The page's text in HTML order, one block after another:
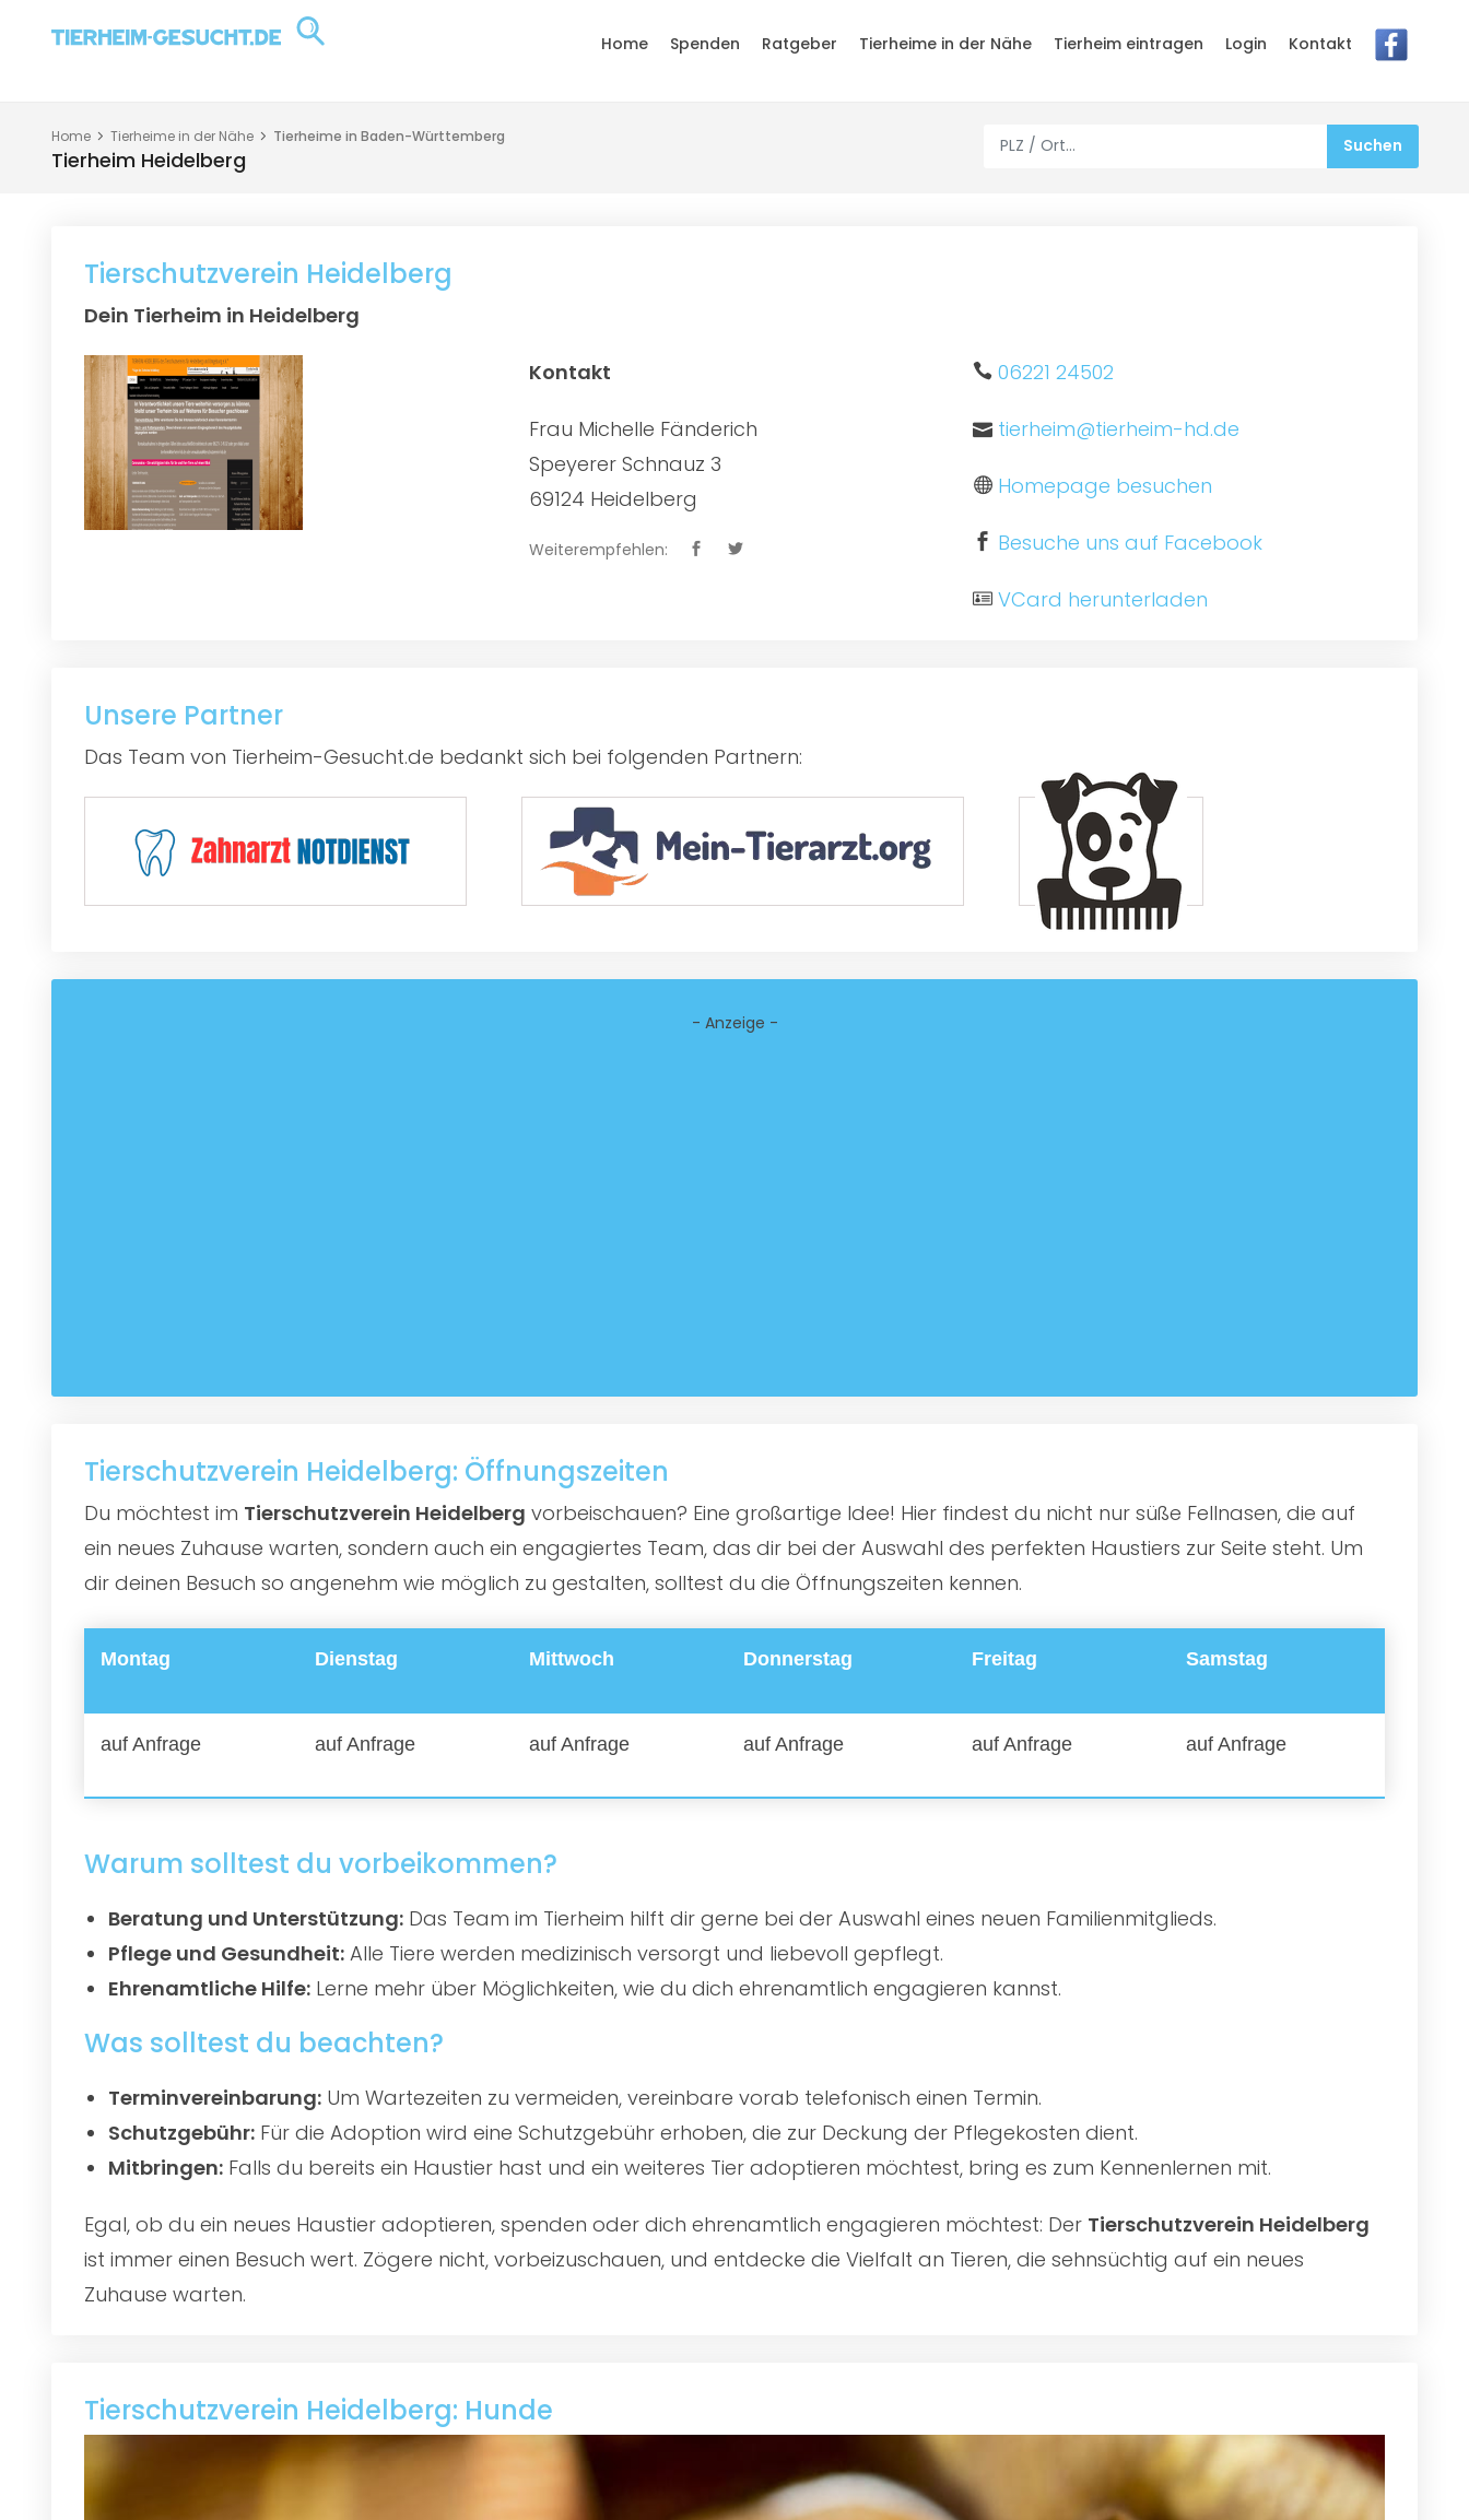
Home Spenden Ratgeber Tierheime in der Nähe Tierheim eintragen Login Kontakt
Home Tierheime in der Nähe Tierheime in Baden-Württemberg
Tierheim Heidelberg
Tierschutzverein Heidelberg
Dein Tierheim in Heidelberg
Kontakt
Frau Michelle Fänderich
Speyerer Schnauz 3
69124 Heidelberg
Weiterempfehlen:
06221 24502
tierheim@tierheim-hd.de
Homepage besuchen
Besuche uns auf Facebook
VCard herunterladen
Unsere Partner
Das Team von Tierheim-Gesucht.de bedankt sich bei folgenden Partnern:
- Anzeige -
Tierschutzverein Heidelberg: Öffnungszeiten
Du möchtest im Tierschutzverein Heidelberg vorbeischauen? Eine großartige Idee! Hier findest du nicht nur süße Fellnasen, die auf
ein neues Zuhause warten, sondern auch ein engagiertes Team, das dir bei der Auswahl des perfekten Haustiers zur Seite steht. Um
dir deinen Besuch so angenehm wie möglich zu gestalten, solltest du die Öffnungszeiten kennen.
Montag Dienstag Mittwoch Donnerstag Freitag Samstag
auf Anfrage auf Anfrage auf Anfrage auf Anfrage auf Anfrage auf Anfrage
Warum solltest du vorbeikommen?
Beratung und Unterstützung: Das Team im Tierheim hilft dir gerne bei der Auswahl eines neuen Familienmitglieds.
Pflege und Gesundheit: Alle Tiere werden medizinisch versorgt und liebevoll gepflegt.
Ehrenamtliche Hilfe: Lerne mehr über Möglichkeiten, wie du dich ehrenamtlich engagieren kannst.
Was solltest du beachten?
Terminvereinbarung: Um Wartezeiten zu vermeiden, vereinbare vorab telefonisch einen Termin.
Schutzgebühr: Für die Adoption wird eine Schutzgebühr erhoben, die zur Deckung der Pflegekosten dient.
Mitbringen: Falls du bereits ein Haustier hast und ein weiteres Tier adoptieren möchtest, bring es zum Kennenlernen mit.
Egal, ob du ein neues Haustier adoptieren, spenden oder dich ehrenamtlich engagieren möchtest: Der Tierschutzverein Heidelberg
ist immer einen Besuch wert. Zögere nicht, vorbeizuschauen, und entdecke die Vielfalt an Tieren, die sehnsüchtig auf ein neues
Zuhause warten.
Tierschutzverein Heidelberg: Hunde